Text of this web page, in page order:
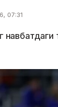
07:31